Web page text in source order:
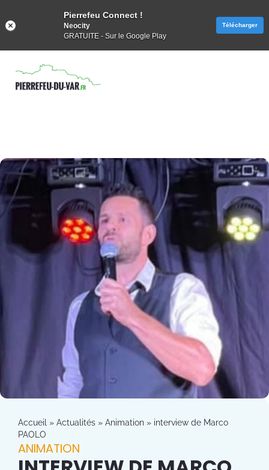
Accueil » Actualités » Animation » interview de Marco
PAOLO
ANIMATION
Pierrefeu Connect !
Neocity
GRATUITE - Sur le Google Play
Télécharger